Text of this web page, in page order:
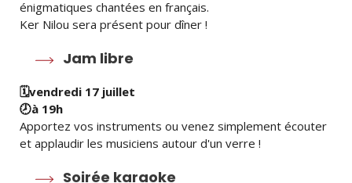
énigmatiques chantées en français.
Ker Nilou sera présent pour dîner !
Jam libre
🗓️vendredi 17 juillet
🕗️à 19h
Apportez vos instruments ou venez simplement écouter
et applaudir les musiciens autour d'un verre !
Soirée karaoke